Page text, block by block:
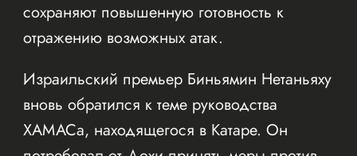
сохраняют повышенную готовность к
отражению возможных атак.
Израильский премьер Биньямин Нетаньяху
вновь обратился к теме руководства
ХАМАСа, находящегося в Катаре. Он